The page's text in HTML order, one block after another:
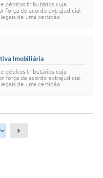
débitos tributários cuja
força de acordo extrajudicial
de uma certidão
Imobiliária
débitos tributários cuja
força de acordo extrajudicial
de uma certidão